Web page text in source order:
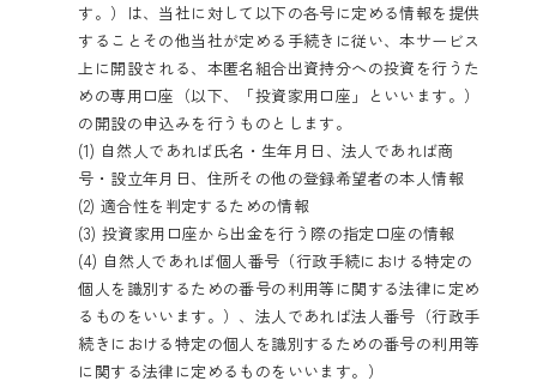
す。）は、当社に対して以下の各号に定める情報を提供
することその他当社が定める手続きに従い、本サービス
上に開設される、本匿名組合出資持分への投資を行うた
めの専用口座（以下、「投資家用口座」といいます。）
の開設の申込みを行うものとします。
(1) 自然人であれば氏名・生年月日、法人であれば商
号・設立年月日、住所その他の登録希望者の本人情報
(2) 適合性を判定するための情報
(3) 投資家用口座から出金を行う際の指定口座の情報
(4) 自然人であれば個人番号（行政手続における特定の
個人を識別するための番号の利用等に関する法律に定め
るものをいいます。）、法人であれば法人番号（行政手
続きにおける特定の個人を識別するための番号の利用等
に関する法律に定めるものをいいます。）